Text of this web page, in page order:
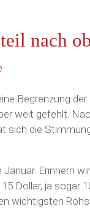
nach
Begrenzung der
weit gefehlt.
sich die
Erinnern
Dollar, ja sogar
wichtigsten